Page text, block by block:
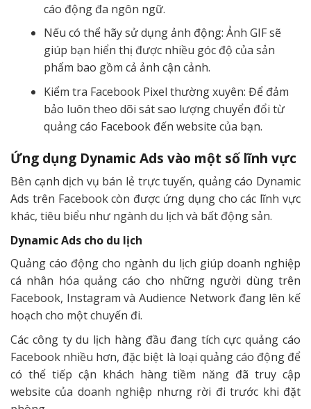
cáo động đa ngôn ngữ.
Nếu có thể hãy sử dụng ảnh động: Ảnh GIF sẽ
giúp bạn hiển thị được nhiều góc độ của sản
phẩm bao gồm cả ảnh cận cảnh.
Kiểm tra Facebook Pixel thường xuyên: Để đảm
bảo luôn theo dõi sát sao lượng chuyển đổi từ
quảng cáo Facebook đến website của bạn.
Ứng dụng Dynamic Ads vào một số lĩnh vực
Bên cạnh dịch vụ bán lẻ trực tuyến, quảng cáo Dynamic
Ads trên Facebook còn được ứng dụng cho các lĩnh vực
khác, tiêu biểu như ngành du lịch và bất động sản.
Dynamic Ads cho du lịch
Quảng cáo động cho ngành du lịch giúp doanh nghiệp
cá nhân hóa quảng cáo cho những người dùng trên
Facebook, Instagram và Audience Network đang lên kế
hoạch cho một chuyến đi.
Các công ty du lịch hàng đầu đang tích cực quảng cáo
Facebook nhiều hơn, đặc biệt là loại quảng cáo động để
có thể tiếp cận khách hàng tiềm năng đã truy cập
website của doanh nghiệp nhưng rời đi trước khi đặt